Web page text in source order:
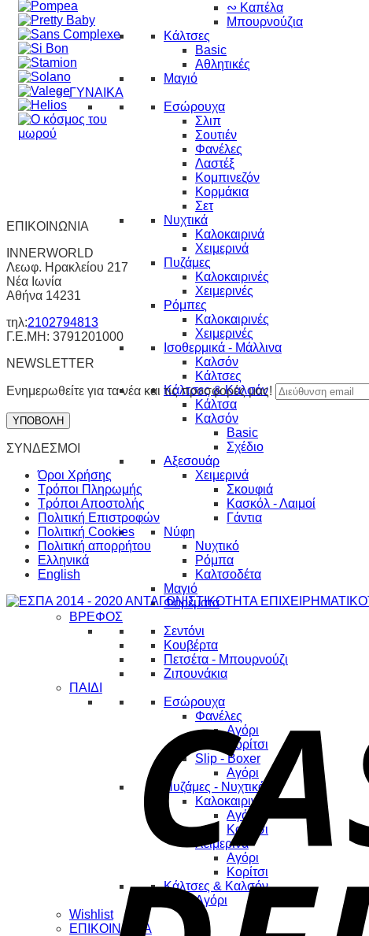
∾ Καπέλα
Μπουρνούζια
Κάλτσες
Basic
Αθλητικές
Μαγιό
ΓΥΝΑΙΚΑ
Εσώρουχα
Σλιπ
Σουτιέν
Φανέλες
Λαστέξ
Κομπινεζόν
Κορμάκια
Σετ
Νυχτικά
Καλοκαιρινά
Χειμερινά
Πυζάμες
Καλοκαιρινές
Χειμερινές
Ρόμπες
Καλοκαιρινές
Χειμερινές
Ισοθερμικά - Μάλλινα
Καλσόν
Κάλτσες
Κάλτσες & Καλσόν
Κάλτσα
Καλσόν
Basic
Σχέδιο
Αξεσουάρ
Χειμερινά
Σκουφιά
Κασκόλ - Λαιμοί
Γάντια
Νύφη
Νυχτικό
Ρόμπα
Καλτσοδέτα
Μαγιό
Φορέματα
ΒΡΕΦΟΣ
Σεντόνι
Κουβέρτα
Πετσέτα - Μπουρνούζι
Ζιπουνάκια
ΠΑΙΔΙ
Εσώρουχα
Φανέλες
Αγόρι
Κορίτσι
Slip - Boxer
Αγόρι
Πυζάμες - Νυχτικά
Καλοκαιρινά
Αγόρι
Κορίτσι
Χειμερινά
Αγόρι
Κορίτσι
Κάλτσες & Καλσόν
Αγόρι
Wishlist
ΕΠΙΚΟΙΝΩΝΙΑ
ΕΠΙΚΟΙΝΩΝΙΑ
INNERWORLD
Λεωφ. Ηρακλείου 217
Νέα Ιωνία
Αθήνα 14231
τηλ:2102794813
Γ.Ε.ΜΗ: 3791201000
NEWSLETTER
Ενημερωθείτε για τα νέα και τις προσφορές μας!
ΣΥΝΔΕΣΜΟΙ
Όροι Χρήσης
Τρόποι Πληρωμής
Τρόποι Αποστολής
Πολιτική Επιστροφών
Πολιτική Cookies
Πολιτική απορρήτου
Ελληνικά
English